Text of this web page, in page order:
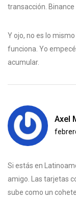
transacción.
Y ojo, no es lo
funciona. Yo
acumular.
Axel
Si estás en
amigo. Las tarjetas
sube como un